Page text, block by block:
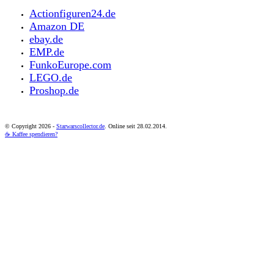
Actionfiguren24.de
Amazon DE
ebay.de
EMP.de
FunkoEurope.com
LEGO.de
Proshop.de
© Copyright 2026 - Starwarscollector.de . Online seit 28.02.2014.
☕ Kaffee spendieren?